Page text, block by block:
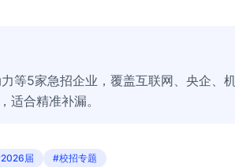
等5家急招企业，覆盖互联网、央企、
适合精准补漏。
届 #校招专题